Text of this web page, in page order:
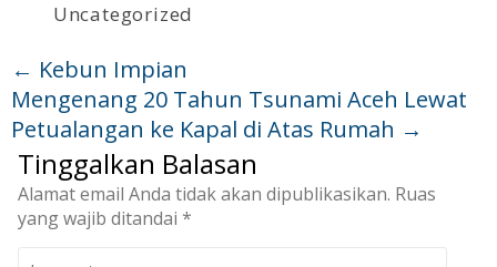
Uncategorized
← Kebun Impian
Mengenang 20 Tahun Tsunami Aceh Lewat
Petualangan ke Kapal di Atas Rumah →
Tinggalkan Balasan
Alamat email Anda tidak akan dipublikasikan. Ruas
yang wajib ditandai *